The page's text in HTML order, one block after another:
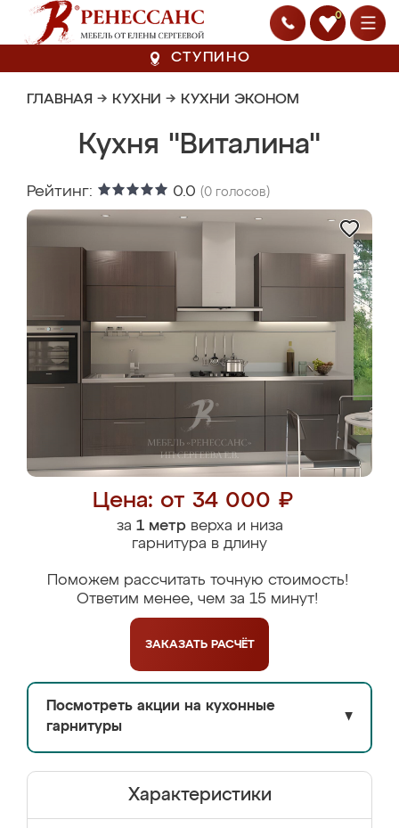
0
СТУПИНО
ГЛАВНАЯ → КУХНИ → КУХНИ ЭКОНОМ
Кухня "Виталина"
Рейтинг: 0.0 (0 голосов)
Цена: от 34 000 ₽
за 1 метрверха и низа
гарнитура в длину
Поможем рассчитать точную стоимость!
Ответим менее, чем за 15 минут!
ЗАКАЗАТЬ РАСЧЁТ
Посмотреть акции на кухонные
гарнитуры
▼
Характеристики